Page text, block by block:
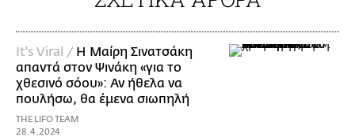
It's Viral / Η Μαίρη Σινατσάκη
απαντά στον Ψινάκη «για το
χθεσινό σόου»: Αν ήθελα να
πουλήσω, θα έμενα σιωπηλή
THE LIFO TEAM
28.4.2024